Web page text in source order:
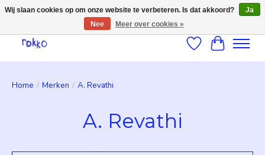
Verlanglijst
Home / Merken / A. Revathi
A. Revathi
Wij slaan cookies op om onze website te verbeteren. Is dat akkoord?
Ja
Nee
Meer over cookies »